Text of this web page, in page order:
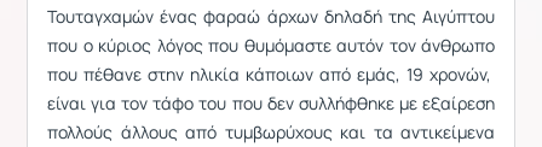
Τουταγχαμών ένας φαραώ άρχων δηλαδή της Αιγύπτου
που ο κύριος λόγος που θυμόμαστε αυτόν τον άνθρωπο
που πέθανε στην ηλικία κάποιων από εμάς, 19 χρονών,
είναι για τον τάφο του που δεν συλλήφθηκε με εξαίρεση
πολλούς άλλους από τυμβωρύχους και τα αντικείμενα